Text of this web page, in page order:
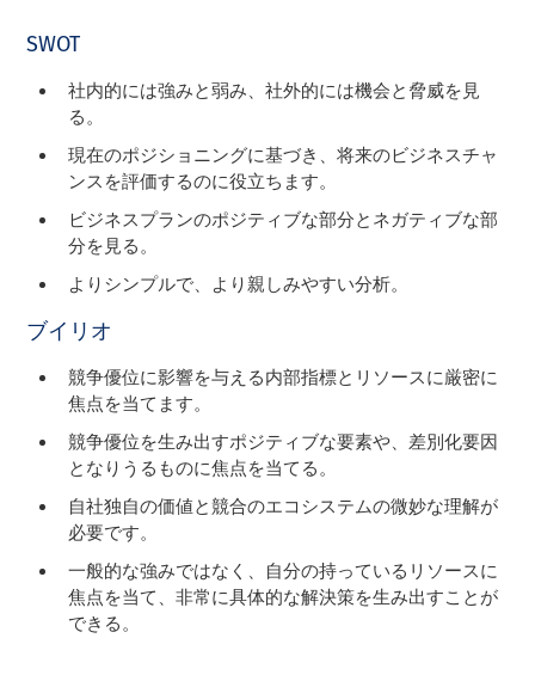
SWOT
社内的には強みと弱み、社外的には機会と脅威を見
る。
現在のポジショニングに基づき、将来のビジネスチャ
ンスを評価するのに役立ちます。
ビジネスプランのポジティブな部分とネガティブな部
分を見る。
よりシンプルで、より親しみやすい分析。
ブイリオ
競争優位に影響を与える内部指標とリソースに厳密に
焦点を当てます。
競争優位を生み出すポジティブな要素や、差別化要因
となりうるものに焦点を当てる。
自社独自の価値と競合のエコシステムの微妙な理解が
必要です。
一般的な強みではなく、自分の持っているリソースに
焦点を当て、非常に具体的な解決策を生み出すことが
できる。